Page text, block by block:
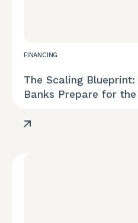
FINANCING
The Scaling
Banks Prepare for the